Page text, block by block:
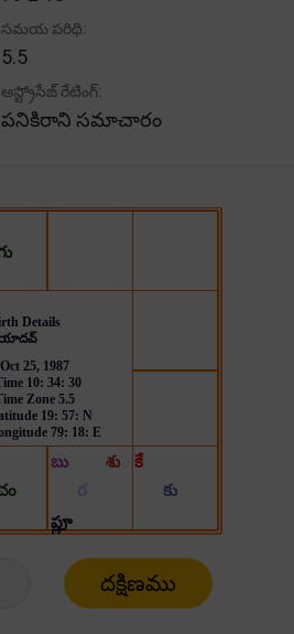
సమయ పరిధి:
5.5
ఆస్ట్రోసేజ్ రేటింగ్:
పనికిరాని సమాచారం
దక్షిణము